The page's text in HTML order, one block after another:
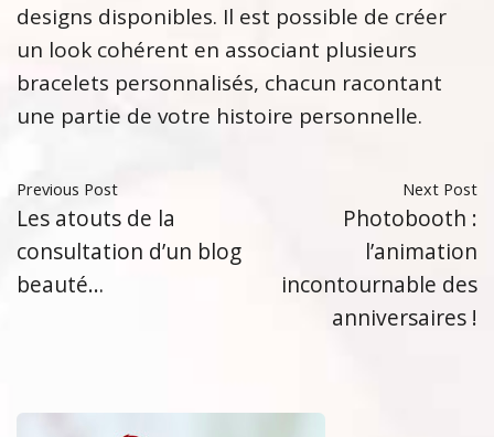
designs disponibles. Il est possible de créer
un look cohérent en associant plusieurs
bracelets personnalisés, chacun racontant
une partie de votre histoire personnelle.
Previous Post
Les atouts de la
consultation d’un blog
beauté…
Next Post
Photobooth :
l’animation
incontournable des
anniversaires !